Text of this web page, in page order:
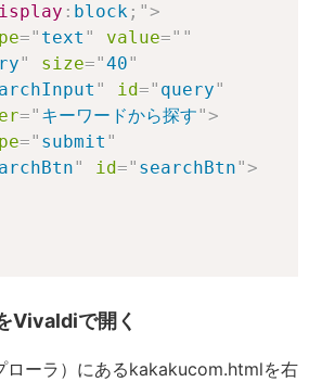
: block; ">
=" text " value=" "
" size="40"
" id=" query"
=" キーワードから探す">
=" submit "
" id=" searchBtn">
Vivaldiで開く
ローラ）にあるkakakucom.htmlを右